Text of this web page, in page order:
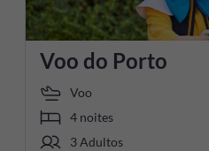
Voo do Porto
Voo
4 noites
3 Adultos